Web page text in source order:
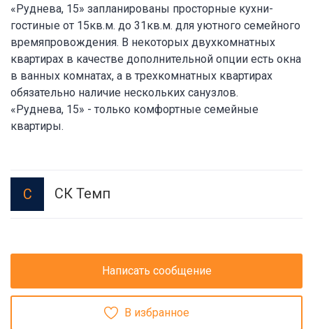
«Руднева, 15» запланированы просторные кухни-
гостиные от 15кв.м. до 31кв.м. для уютного семейного
времяпровождения. В некоторых двухкомнатных
квартирах в качестве дополнительной опции есть окна
в ванных комнатах, а в трехкомнатных квартирах
обязательно наличие нескольких санузлов.
«Руднева, 15» - только комфортные семейные
квартиры.
С СК Темп
Написать сообщение
В избранное